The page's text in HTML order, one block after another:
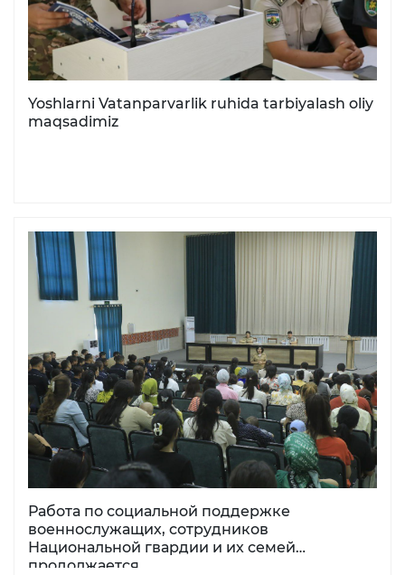
Yoshlarni Vatanparvarlik ruhida tarbiyalash oliy
maqsadimiz
Работа по социальной поддержке
военнослужащих, сотрудников
Национальной гвардии и их семей
продолжается